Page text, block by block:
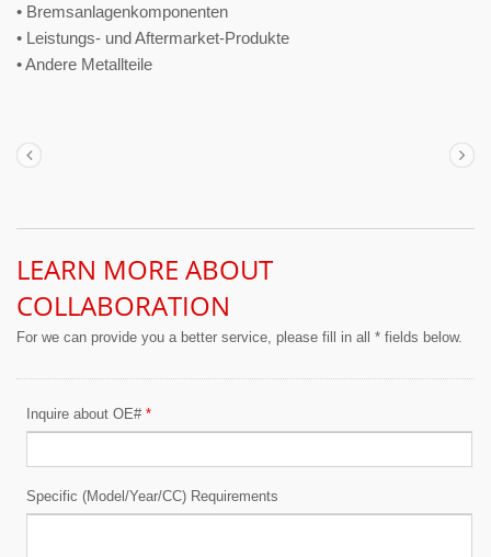
• Bremsanlagenkomponenten
• Leistungs- und Aftermarket-Produkte
• Andere Metallteile